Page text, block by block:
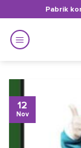
to
content
Pabrik
12
Nov